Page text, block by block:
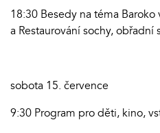
18:30 Besedy na téma Baroko
a Restaurování sochy, obřadní
sobota 15. července
9:30 Program pro děti, kino,